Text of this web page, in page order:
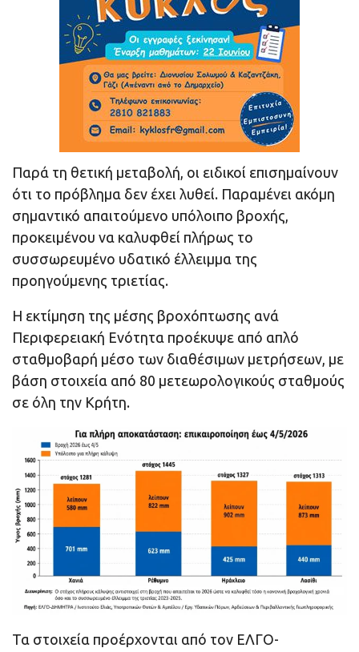
Παρά τη θετική μεταβολή, οι ειδικοί επισημαίνουν
ότι το πρόβλημα δεν έχει λυθεί. Παραμένει ακόμη
σημαντικό απαιτούμενο υπόλοιπο βροχής,
προκειμένου να καλυφθεί πλήρως το
συσσωρευμένο υδατικό έλλειμμα της
προηγούμενης τριετίας.
Η εκτίμηση της μέσης βροχόπτωσης ανά
Περιφερειακή Ενότητα προέκυψε από απλό
σταθμοβαρή μέσο των διαθέσιμων μετρήσεων, με
βάση στοιχεία από 80 μετεωρολογικούς σταθμούς
σε όλη την Κρήτη.
Τα στοιχεία προέρχονται από τον ΕΛΓΟ-